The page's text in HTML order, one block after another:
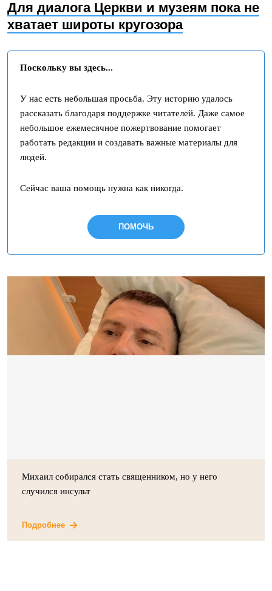
Для диалога Церкви и музеям пока не
хватает широты кругозора
Поскольку вы здесь...
У нас есть небольшая просьба. Эту историю удалось
рассказать благодаря поддержке читателей. Даже самое
небольшое ежемесячное пожертвование помогает
работать редакции и создавать важные материалы для
людей.
Сейчас ваша помощь нужна как никогда.
ПОМОЧЬ
Михаил собирался стать священником, но у него
случился инсульт
Подробнее